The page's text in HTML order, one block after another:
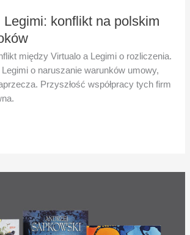
konflikt na polskim
między Virtualo a Legimi o rozliczenia.
o naruszanie warunków umowy,
Przyszłość współpracy tych firm